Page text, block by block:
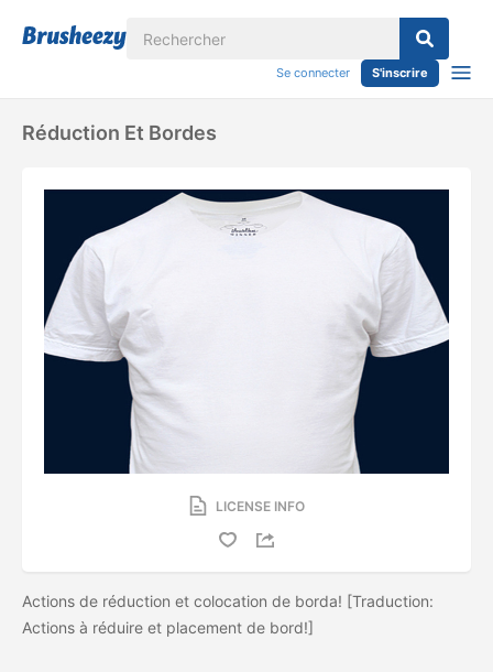
Se connecter S'inscrire
Réduction Et Bordes
LICENSE INFO
Actions de réduction et colocation de borda! [Traduction:
Actions à réduire et placement de bord!]